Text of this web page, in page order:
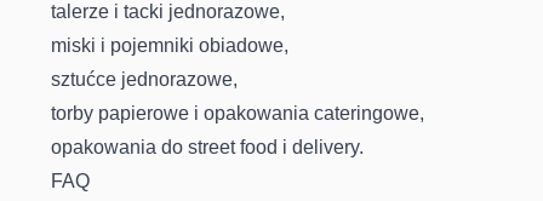
talerze i tacki jednorazowe,
miski i pojemniki obiadowe,
sztućce jednorazowe,
torby papierowe i opakowania cateringowe,
opakowania do street food i delivery.
FAQ